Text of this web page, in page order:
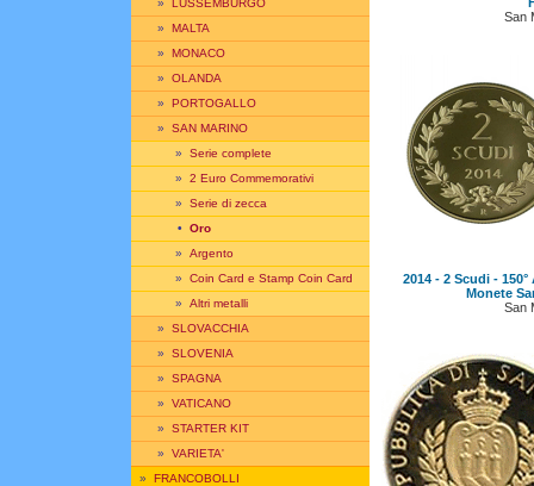
» LUSSEMBURGO
» MALTA
» MONACO
» OLANDA
» PORTOGALLO
» SAN MARINO
» Serie complete
» 2 Euro Commemorativi
» Serie di zecca
• Oro
» Argento
» Coin Card e Stamp Coin Card
» Altri metalli
» SLOVACCHIA
» SLOVENIA
» SPAGNA
» VATICANO
» STARTER KIT
» VARIETA'
» FRANCOBOLLI
San
2014 - 2 Scudi -
Monete
San